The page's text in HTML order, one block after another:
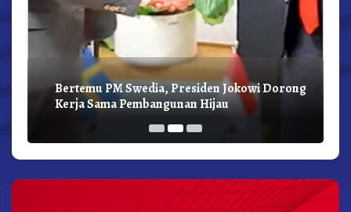
Bertemu PM Swedia, Presiden Jokowi Dorong
Kerja Sama Pembangunan Hijau